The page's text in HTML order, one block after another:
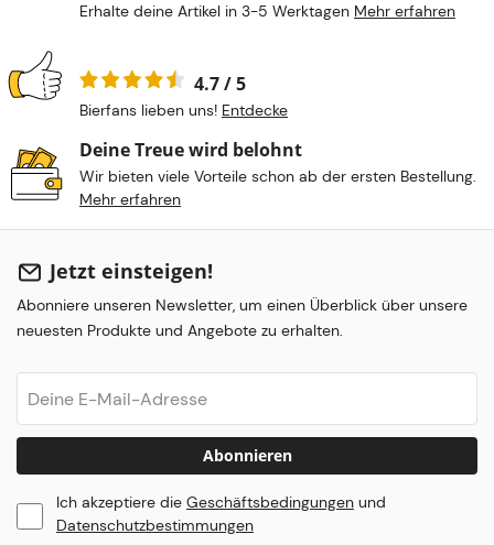
Erhalte deine Artikel in 3-5 Werktagen Mehr erfahren
4.7 / 5
Bierfans lieben uns! Entdecke
Deine Treue wird belohnt
Wir bieten viele Vorteile schon ab der ersten Bestellung.
Mehr erfahren
Jetzt einsteigen!
Abonniere unseren Newsletter, um einen Überblick über unsere
neuesten Produkte und Angebote zu erhalten.
Abonnieren
Ich akzeptiere die Geschäftsbedingungen und
Datenschutzbestimmungen